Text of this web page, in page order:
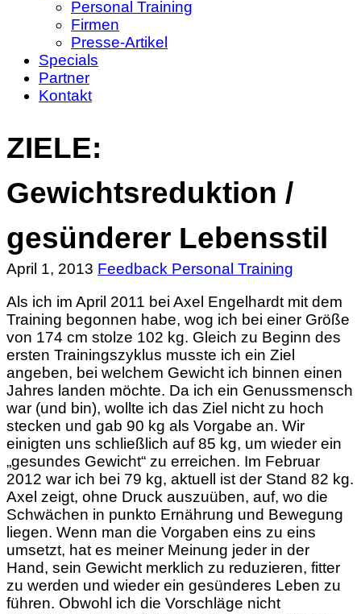
Personal Training
Firmen
Presse-Artikel
Specials
Partner
Kontakt
ZIELE:
Gewichtsreduktion /
gesünderer Lebensstil
April 1, 2013 Feedback Personal Training
Als ich im April 2011 bei Axel Engelhardt mit dem
Training begonnen habe, wog ich bei einer Größe
von 174 cm stolze 102 kg. Gleich zu Beginn des
ersten Trainingszyklus musste ich ein Ziel
angeben, bei welchem Gewicht ich binnen einen
Jahres landen möchte. Da ich ein Genussmensch
war (und bin), wollte ich das Ziel nicht zu hoch
stecken und gab 90 kg als Vorgabe an. Wir
einigten uns schließlich auf 85 kg, um wieder ein
„gesundes Gewicht“ zu erreichen. Im Februar
2012 war ich bei 79 kg, aktuell ist der Stand 82 kg.
Axel zeigt, ohne Druck auszuüben, auf, wo die
Schwächen in punkto Ernährung und Bewegung
liegen. Wenn man die Vorgaben eins zu eins
umsetzt, hat es meiner Meinung jeder in der
Hand, sein Gewicht merklich zu reduzieren, fitter
zu werden und wieder ein gesünderes Leben zu
führen. Obwohl ich die Vorschläge nicht